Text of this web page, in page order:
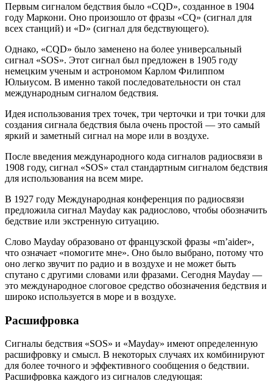
Первым сигналом бедствия было «CQD», созданное в 1904
году Маркони. Оно произошло от фразы «CQ» (сигнал для
всех станций) и «D» (сигнал для бедствующего).
Однако, «CQD» было заменено на более универсальный
сигнал «SOS». Этот сигнал был предложен в 1905 году
немецким ученым и астрономом Карлом Филиппом
Юльиусом. В именно такой последовательности он стал
международным сигналом бедствия.
Идея использования трех точек, три черточки и три точки для
создания сигнала бедствия была очень простой — это самый
яркий и заметный сигнал на море или в воздухе.
После введения международного кода сигналов радиосвязи в
1908 году, сигнал «SOS» стал стандартным сигналом бедствия
для использования на всем мире.
В 1927 году Международная конференция по радиосвязи
предложила сигнал Mayday как радиослово, чтобы обозначить
бедствие или экстренную ситуацию.
Слово Mayday образовано от французской фразы «m’aider»,
что означает «помогите мне». Оно было выбрано, потому что
оно легко звучит по радио и в воздухе и не может быть
спутано с другими словами или фразами. Сегодня Mayday —
это международное слоговое средство обозначения бедствия и
широко используется в море и в воздухе.
Расшифровка
Сигналы бедствия «SOS» и «Mayday» имеют определенную
расшифровку и смысл. В некоторых случаях их комбинируют
для более точного и эффективного сообщения о бедствии.
Расшифровка каждого из сигналов следующая: